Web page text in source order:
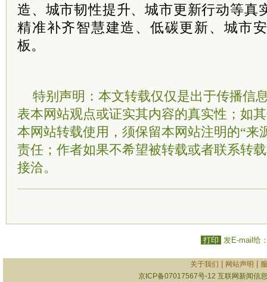
造、城市韧性提升、城市更新行动等真
精准补齐智慧建造、低碳更新、城市
板。
特别声明：本文转载仅仅是出于传播信
表本网站观点或证实其内容的真实性；如
本网站转载使用，须保留本网站注明的“来
责任；作者如果不希望被转载或者联系转
接洽。
打印 发E-mail给
关于我们 网站声明
京ICP备07017567号-12 互联网新闻信